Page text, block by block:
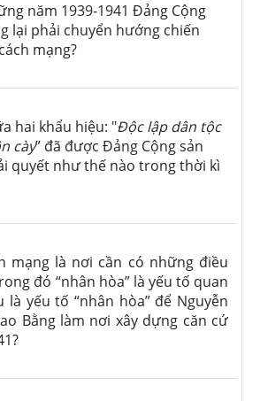
năm 1939-1941 Đảng Cộng
lại phải chuyển hướng chiến
mạng?
hai khẩu hiệu: "Độc lập dân tộc
cày” đã được Đảng Cộng sản
quyết như thế nào trong thời kì
mạng là nơi cần có những điều
đó “nhân hòa” là yếu tố quan
yếu tố “nhân hòa” để Nguyễn
Bằng làm nơi xây dựng căn cứ